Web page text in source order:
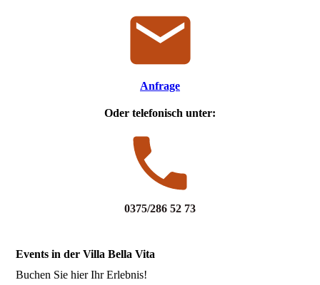
Anfrage
Oder telefonisch unter:
0375/286 52 73
Events in der Villa Bella Vita
Buchen Sie hier Ihr Erlebnis!